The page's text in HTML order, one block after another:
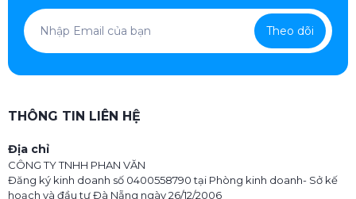
Theo dõi
THÔNG TIN LIÊN HỆ
Địa chỉ
CÔNG TY TNHH PHAN VĂN
Đăng ký kinh doanh số 0400558790 tại Phòng kinh doanh- Sở kế
hoạch và đầu tư Đà Nẵng ngày 26/12/2006